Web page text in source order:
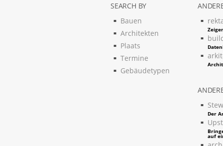
SEARCH BY
Bauen
Architekten
Plaats
Termine
Gebäudetypen
Der
auf